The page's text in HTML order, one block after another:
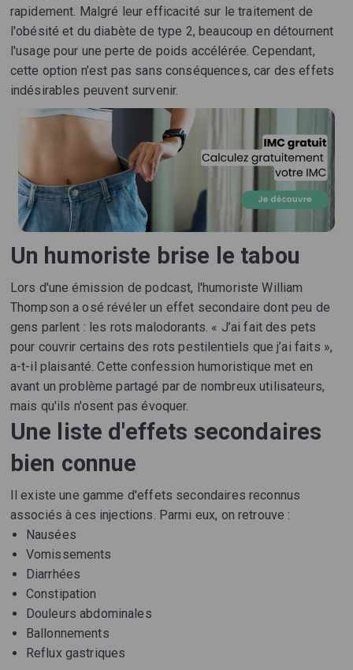
rapidement. Malgré leur efficacité sur le traitement de
l'obésité et du diabète de type 2, beaucoup en détournent
l'usage pour une perte de poids accélérée. Cependant,
cette option n’est pas sans conséquences, car des effets
indésirables peuvent survenir.
Un humoriste brise le tabou
Lors d'une émission de podcast, l'humoriste William
Thompson a osé révéler un effet secondaire dont peu de
gens parlent : les rots malodorants. « J’ai fait des pets
pour couvrir certains des rots pestilentiels que j’ai faits »,
a-t-il plaisanté. Cette confession humoristique met en
avant un problème partagé par de nombreux utilisateurs,
mais qu'ils n'osent pas évoquer.
Une liste d'effets secondaires
bien connue
Il existe une gamme d'effets secondaires reconnus
associés à ces injections. Parmi eux, on retrouve :
Nausées
Vomissements
Diarrhées
Constipation
Douleurs abdominales
Ballonnements
Reflux gastriques